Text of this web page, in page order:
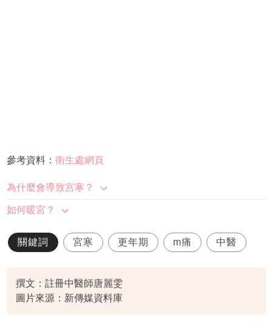
參考資料： 衛生處網頁
為什麼會導致宫寒？
如何暖宮？
關鍵詞 宮寒 更年期 m痛 中醫
撰文：註冊中醫師唐麗雯
圖片來源：新傳媒資料庫